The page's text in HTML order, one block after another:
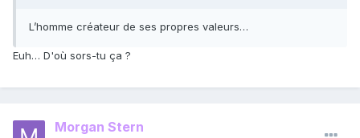
L’homme créateur de ses propres valeurs…
Euh… D'où sors-tu ça ?
Morgan Stern